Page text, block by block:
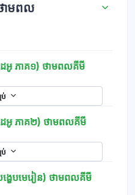
ាមពល
េអូ ភាគ១) ថាមពលគីមី
ប់
េអូ ភាគ២) ថាមពលគីមី
ប់
ខេបមេរៀន) ថាមពលគីមីទំព័រ